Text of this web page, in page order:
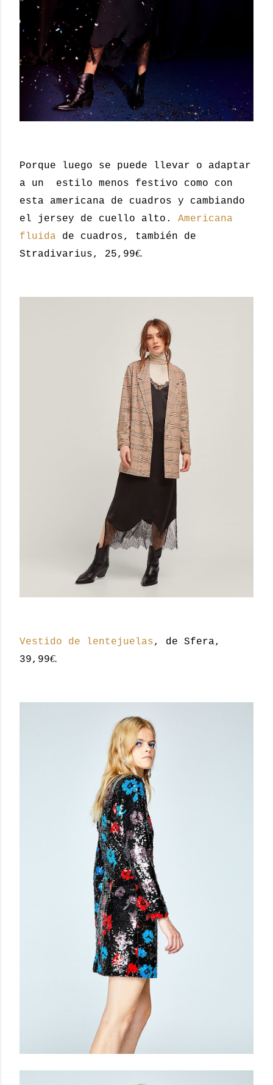
Porque luego se puede llevar o adaptar
a un estilo menos festivo como con
esta americana de cuadros y cambiando
el jersey de cuello alto. Americana
fluida de cuadros, también de
Stradivarius, 25,99€.
Vestido de lentejuelas, de Sfera,
39,99€.